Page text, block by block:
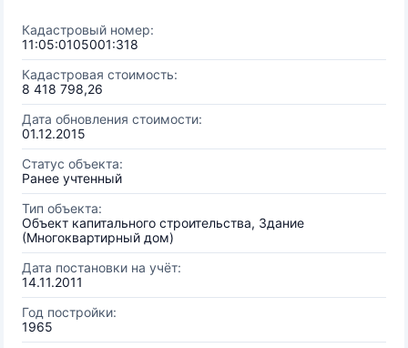
Кадастровый номер:
11:05:0105001:318
Кадастровая стоимость:
8 418 798,26
Дата обновления стоимости:
01.12.2015
Статус объекта:
Ранее учтенный
Тип объекта:
Объект капитального строительства, Здание
(Многоквартирный дом)
Дата постановки на учёт:
14.11.2011
Год постройки:
1965